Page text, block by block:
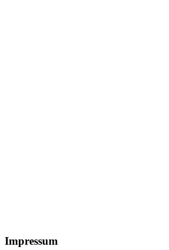
Footer
Impressum